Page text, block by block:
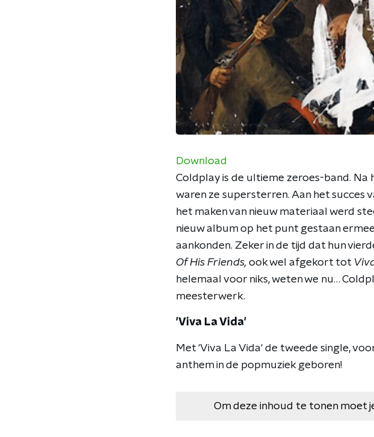
Download
Coldplay is de ultieme zeroes-band.
waren ze supersterren. Aan het succes
het maken van nieuw materiaal werd
nieuw album op het punt gestaan
aankonden. Zeker in de tijd dat hun
Of His Friends, ook wel afgekort tot
helemaal voor niks, weten we nu…
meesterwerk.
'Viva La Vida'
Met 'Viva La Vida' de tweede single,
anthem in de popmuziek geboren!
Om deze inhoud te tonen moet